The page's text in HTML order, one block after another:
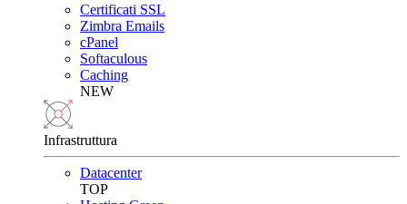
Certificati SSL
Zimbra Emails
cPanel
Softaculous
Caching
NEW
Infrastruttura
Datacenter
TOP